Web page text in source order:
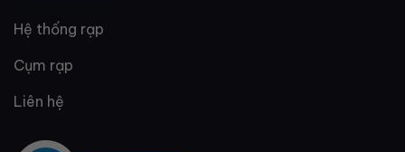
Hệ thống rạp
Cụm rạp
Liên hệ